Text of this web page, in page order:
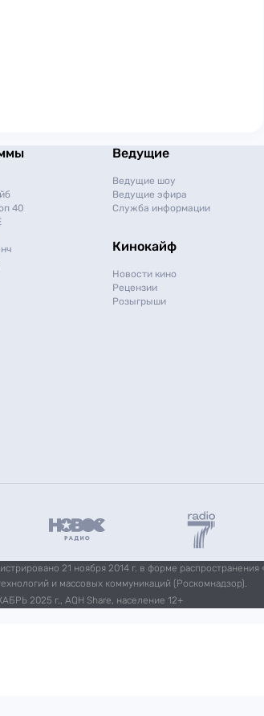
40
Ведущие
Ведущие шоу
Ведущие эфира
Служба информации
Кинокайф
Новости кино
Рецензии
Розыгрыши
21 ноября 2014 г. в форме
и массовых коммуникаций (Роскомнадзор).
2025 г., AQH Share, население 12+